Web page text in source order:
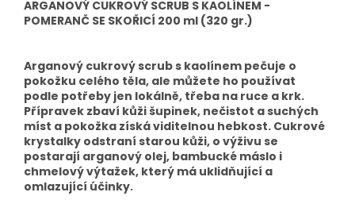
ARGANOVÝ CUKROVÝ SCRUB S KAOLÍNEM -
POMERANČ SE SKOŘICÍ 200 ml (320 gr.)
Arganový cukrový scrub s kaolínem pečuje o
pokožku celého těla, ale můžete ho používat
podle potřeby jen lokálně, třeba na ruce a krk.
Přípravek zbaví kůži šupinek, nečistot a suchých
míst a pokožka získá viditelnou hebkost. Cukrové
krystalky odstraní starou kůži, o výživu se
postarají arganový olej, bambucké máslo i
chmelový výtažek, který má uklidňující a
omlazující účinky.